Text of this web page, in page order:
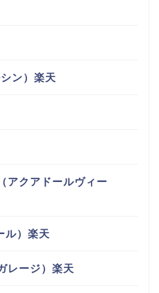
ン）楽天
アクアドールヴィー
ル）楽天
レージ）楽天